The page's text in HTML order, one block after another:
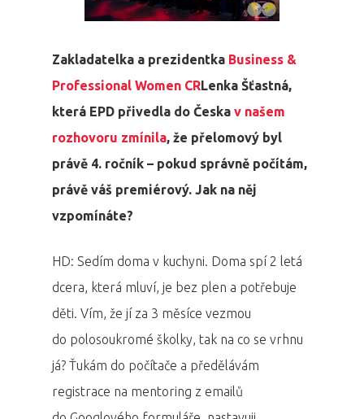
Zakladatelka a prezidentka Business &
Professional Women CRLenka Šťastná,
která EPD přivedla do Česka v našem
rozhovoru zmínila, že přelomový byl
právě 4. ročník – pokud správně počítám,
právě váš premiérový. Jak na něj
vzpomínáte?
HD: Sedím doma v kuchyni. Doma spí 2 letá
dcera, která mluví, je bez plen a potřebuje
děti. Vím, že jí za 3 měsíce vezmou
do polosoukromé školky, tak na co se vrhnu
já? Ťukám do počítače a předělávám
registrace na mentoring z emailů